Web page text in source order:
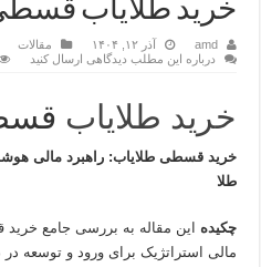
خرید طلایاب
amd آذر ۱۲, ۱۴۰۴
مقالات
درباره این مطلب دیدگاهی ارسال کنید
خرید طلایاب
خرید قسطی طلایاب: راهبرد مالی
طلا
چکیده این مقاله به بررسی جامع
مالی استراتژیک برای ورود و توسعه